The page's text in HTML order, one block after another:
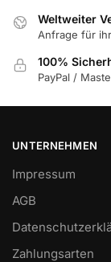
Weltweiter
Anfrage für
100%
PayPal /
UNTERNEHMEN
Impressum
AGB
Zahlungsarten